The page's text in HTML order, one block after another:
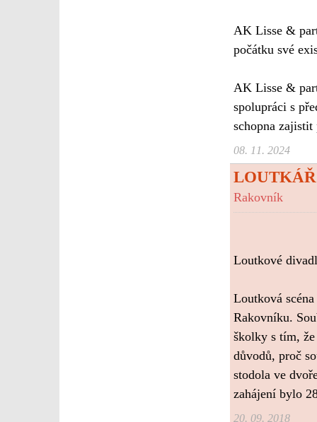
AK Lisse &
počátku své
AK Lisse &
spolupráci s
schopna
08. 11. 2024
Rakovník
Loutkové
Loutková
Rakovníku.
školky s tím,
důvodů, proč
stodola ve
zahájení bylo
20. 09. 2018